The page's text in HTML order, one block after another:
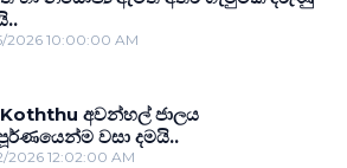
2026 10:00:00 AM
අවන්හල් ජාලය
වසා දමයි..
2026 12:02:00 AM